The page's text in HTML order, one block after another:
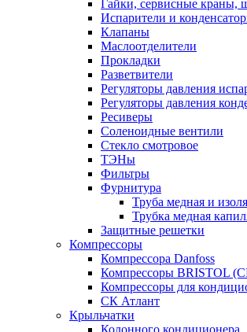
Гайки, сервисные краны,
Испарители и
Клапаны
Маслоотделители
Прокладки
Разветвители
Регуляторы давления
Регуляторы давления
Ресиверы
Соленоидные вентили
Стекло смотровое
ТЭНы
Фильтры
Фурнитура
Труба медная и
Трубка медная
Защитные решетки
Компрессоры
Компрессора Danfoss
Компрессоры BRISTOL
Компрессоры для
СК Атлант
Крыльчатки
Колонного кондиционера